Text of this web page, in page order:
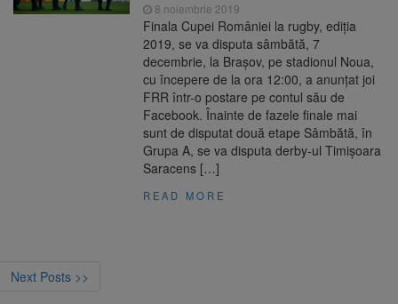
8 noiembrie 2019
Finala Cupei României la rugby, ediţia
2019, se va disputa sâmbătă, 7
decembrie, la Braşov, pe stadionul Noua,
cu începere de la ora 12:00, a anunţat joi
FRR într-o postare pe contul său de
Facebook. Înainte de fazele finale mai
sunt de disputat două etape Sâmbătă, în
Grupa A, se va disputa derby-ul Timişoara
Saracens […]
READ MORE
Next Posts >>